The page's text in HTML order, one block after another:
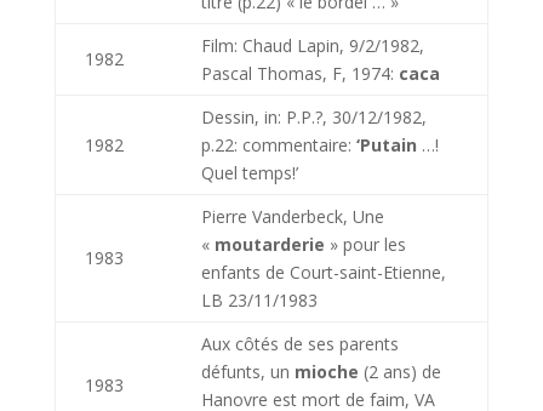
1982
Film: Chaud Lapin, 9/2/1982,
Pascal Thomas, F, 1974: caca
1982
Dessin, in: P.P.?, 30/12/1982,
p.22: commentaire: ‘Putain …!
Quel temps!’
1983
Pierre Vanderbeck, Une
« moutarderie » pour les
enfants de Court-saint-Etienne,
LB 23/11/1983
1983
Aux côtés de ses parents
défunts, un mioche (2 ans) de
Hanovre est mort de faim, VA